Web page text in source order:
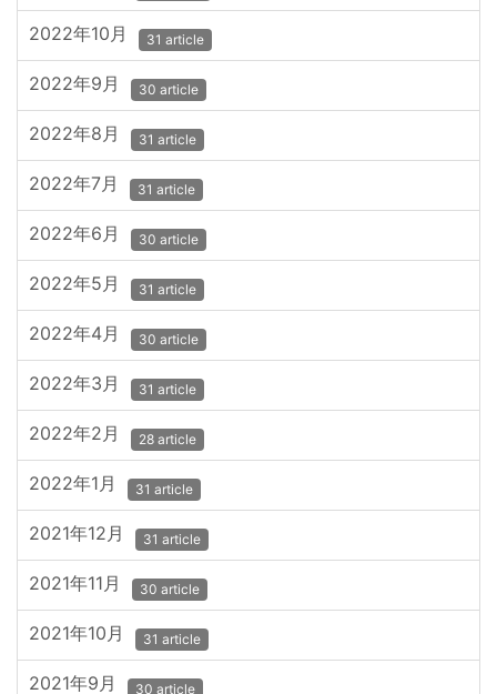
2022年10月 31 article
2022年9月 30 article
2022年8月 31 article
2022年7月 31 article
2022年6月 30 article
2022年5月 31 article
2022年4月 30 article
2022年3月 31 article
2022年2月 28 article
2022年1月 31 article
2021年12月 31 article
2021年11月 30 article
2021年10月 31 article
2021年9月 30 article